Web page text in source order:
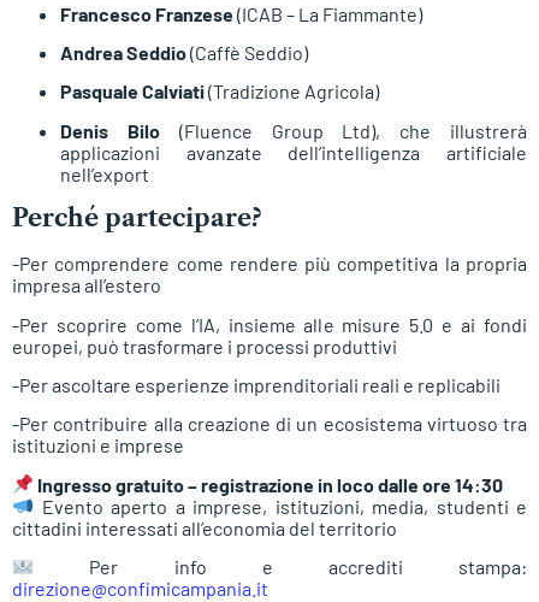
Francesco Franzese(ICAB – La Fiammante)
Andrea Seddio(Caffè Seddio)
Pasquale Calviati(Tradizione Agricola)
Denis Bilo(Fluence Group Ltd), che illustrerà
applicazioni avanzate dell’intelligenza artificiale
nell’export
Perché partecipare?
-Per comprendere come rendere più competitiva la propria
impresa all’estero
-Per scoprire come l’IA, insieme alle misure 5.0 e ai fondi
europei, può trasformare i processi produttivi
-Per ascoltare esperienze imprenditoriali reali e replicabili
-Per contribuire alla creazione di un ecosistema virtuoso tra
istituzioni e imprese
Ingresso gratuito – registrazione in loco dalle ore 14:30
Evento aperto a imprese, istituzioni, media, studenti e
cittadini interessati all’economia del territorio
Per info e accrediti stampa:
direzione@confimicampania.it